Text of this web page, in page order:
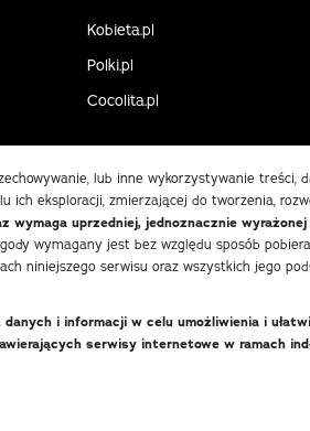
Kobieta.pl
Polki.pl
Cocolita.pl
lub inne wykorzystywanie
ich eksploracji, zmierzającej do tworzenia,
wymaga uprzedniej, jednoznacznie
wymagany jest bez względu sposób
niniejszego serwisu oraz wszystkich jego
i informacji w celu umożliwienia i
serwisy internetowe w ramach